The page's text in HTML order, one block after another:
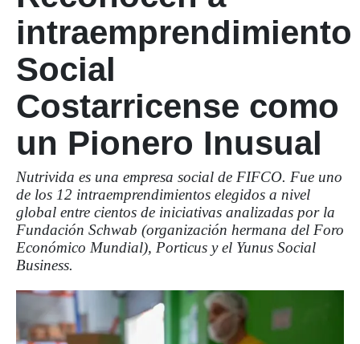
intraemprendimiento
Social
Costarricense como
un Pionero Inusual
Nutrivida es una empresa social de FIFCO. Fue uno
de los 12 intraemprendimientos elegidos a nivel
global entre cientos de iniciativas analizadas por la
Fundación Schwab (organización hermana del Foro
Económico Mundial), Porticus y el Yunus Social
Business.